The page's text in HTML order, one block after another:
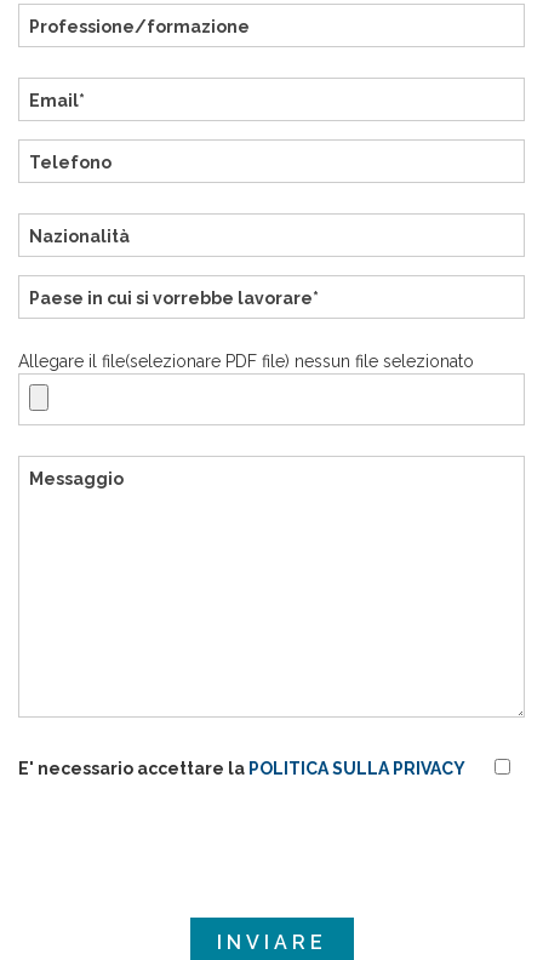
Allegare il file(selezionare PDF file) nessun file selezionato
E' necessario accettare la POLITICA SULLA PRIVACY